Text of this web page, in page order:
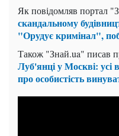
Як повідомляв портал
скандальному
"Орудує кримінал",
Також "Знай.ua" писав
Луб'янці у Москві: усі
про особистість